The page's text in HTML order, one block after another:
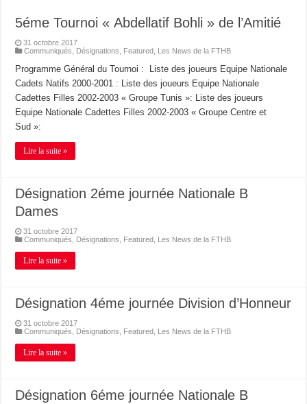
5éme Tournoi « Abdellatif Bohli » de l’Amitié
31 octobre 2017
Communiqués
Désignations Featured Les News de la FTHB
Programme Général du Tournoi : Liste des joueurs Equipe Nationale
Cadets Natifs 2000-2001 : Liste des joueurs Equipe Nationale
Cadettes Filles 2002-2003 « Groupe Tunis »: Liste des joueurs
Equipe Nationale Cadettes Filles 2002-2003 « Groupe Centre et
Sud »:
Lire la suite »
Désignation 2éme journée Nationale B
Dames
31 octobre 2017
Communiqués
Désignations Featured Les News de la FTHB
Lire la suite »
Désignation 4éme journée Division d’Honneur
31 octobre 2017
Communiqués
Désignations Featured Les News de la FTHB
Lire la suite »
Désignation 6éme journée Nationale B